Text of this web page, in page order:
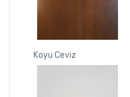
Koyu Ceviz